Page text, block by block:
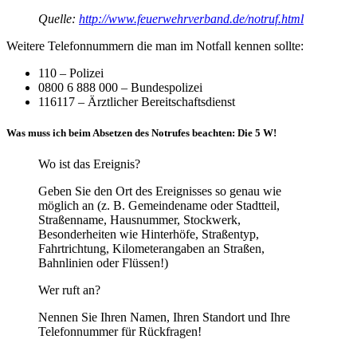
Quelle: http://www.feuerwehrverband.de/notruf.html
Weitere Telefonnummern die man im Notfall kennen sollte:
110 – Polizei
0800 6 888 000 – Bundespolizei
116117 – Ärztlicher Bereitschaftsdienst
Was muss ich beim Absetzen des Notrufes beachten: Die 5 W!
Wo ist das Ereignis?
Geben Sie den Ort des Ereignisses so genau wie
möglich an (z. B. Gemeindename oder Stadtteil,
Straßenname, Hausnummer, Stockwerk,
Besonderheiten wie Hinterhöfe, Straßentyp,
Fahrtrichtung, Kilometerangaben an Straßen,
Bahnlinien oder Flüssen!)
Wer ruft an?
Nennen Sie Ihren Namen, Ihren Standort und Ihre
Telefonnummer für Rückfragen!